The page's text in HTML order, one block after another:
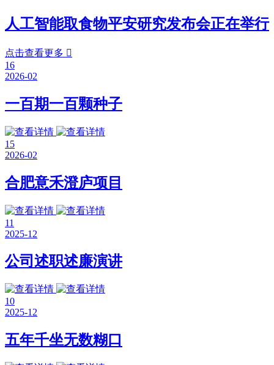
人工智能取食物平安研究发布会正在举行
点击查看更多 
16
2026-02
一百期一百颗种子
15
2026-02
合肥意禾澄庐项目
11
2025-12
公司述职述廉演讲
10
2025-12
五年千坐无数糊口